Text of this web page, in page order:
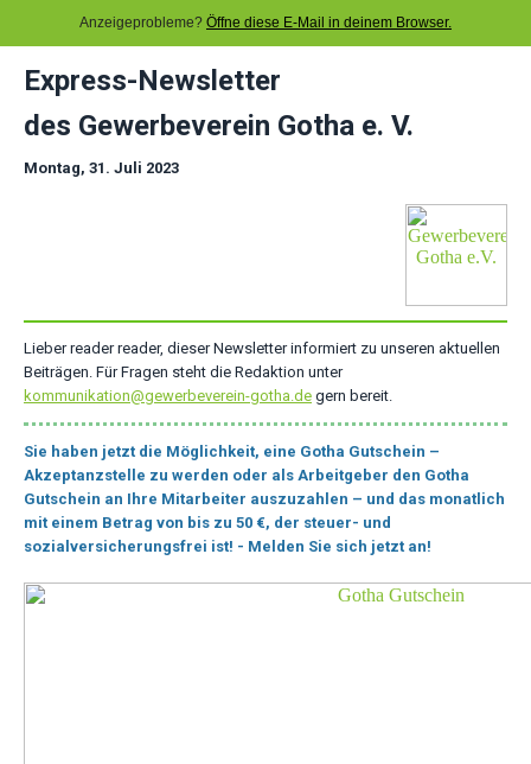
Anzeigeprobleme? Öffne diese E-Mail in deinem Browser.
Express-Newsletter
des Gewerbeverein Gotha e. V.
Montag, 31. Juli 2023
Lieber reader reader, dieser Newsletter informiert zu unseren aktuellen
Beiträgen. Für Fragen steht die Redaktion unter
kommunikation@gewerbeverein-gotha.de gern bereit.
Sie haben jetzt die Möglichkeit, eine Gotha Gutschein –
Akzeptanzstelle zu werden oder als Arbeitgeber den Gotha
Gutschein an Ihre Mitarbeiter auszuzahlen – und das monatlich
mit einem Betrag von bis zu 50 €, der steuer- und
sozialversicherungsfrei ist! - Melden Sie sich jetzt an!